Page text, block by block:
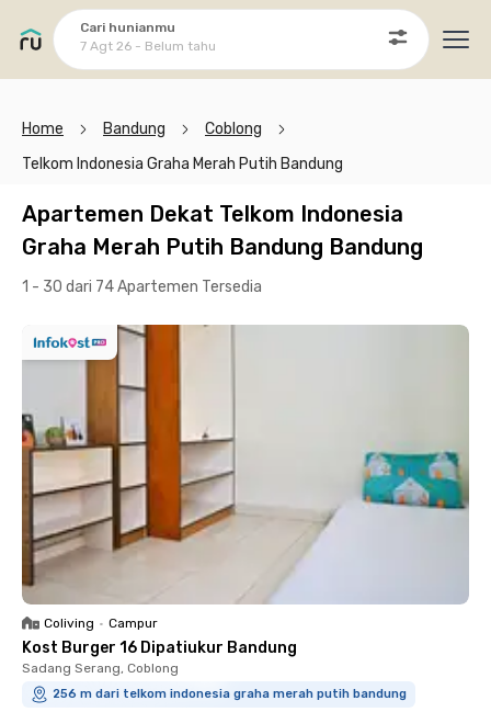
Cari hunianmu
7 Agt 26 - Belum tahu
Home Bandung
Coblong
Telkom Indonesia Graha Merah Putih Bandung
Apartemen Dekat Telkom Indonesia
Graha Merah Putih Bandung Bandung
1 - 30 dari 74 Apartemen Tersedia
Coliving • Campur
Kost Burger 16 Dipatiukur Bandung
Sadang Serang, Coblong
256 m dari telkom indonesia graha merah putih bandung